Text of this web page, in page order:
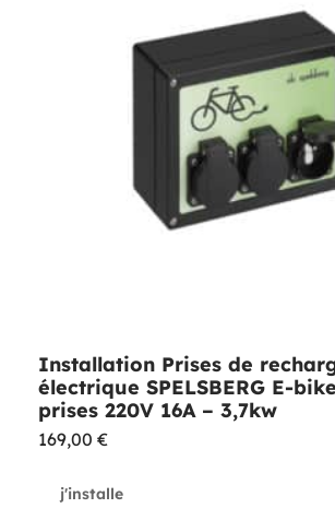
Installation Prises de
électrique SPELSBERG E-
prises 220V 16A – 3,7kw
169,00 €
j'installe